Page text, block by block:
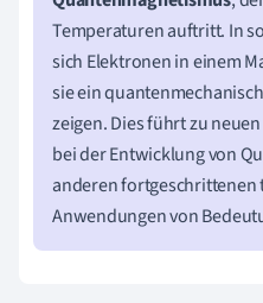
Temperaturen auftritt. In
sich Elektronen in einem
sie ein
zeigen. Dies führt zu
bei der Entwicklung von
anderen fortgeschrittenen
Anwendungen von